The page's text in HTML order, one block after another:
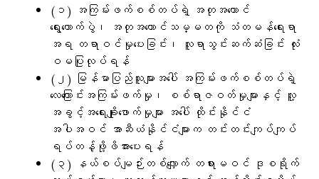
(၁) အကြမ်းဖက်စစ်တပ်ရဲ့ အတုအယောင်
ရွေးကောက်ပွဲ၊ အတုအယောင်သမ္မတကို သံတမန်ရေးရာ
အရ တရာဝင်မှုပေးခြင်း၊ လူရာသွင်းဆက်ဆံခြင်း လုံး
ဝမပြုလုပ်ရန်
(၂) မြန်မာပြည်သူများအပေါ် အကြမ်းဖက်စစ်တပ်ရဲ့
လေကြောင်းအကြမ်းဖက်မှု၊ စစ်ရာဇဝတ်မှုများနှင့် လူ့
အခွင့်အရေးချိုးဖောက်မှုများ အပေါ် ထိုင်းနိုင်ငံ
အပါအဝင် အာဆီယံနိုင်ငံများက တင်းတင်းကျပ်ကျပ်
ရပ်တန့်ဖို့ဖိအားပေးရန်
(၃) နယ်စပ်မျဉ်းတစ်လျှောက် တရားမဝင် ဒုစရိုက်